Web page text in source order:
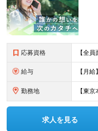
応募資格
給与
勤務地
求人を見る